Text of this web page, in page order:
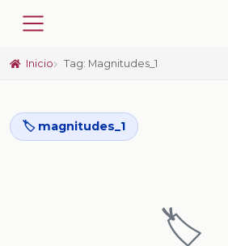
Inicio Tag: Magnitudes_1
🏷️ magnitudes_1
🏷️